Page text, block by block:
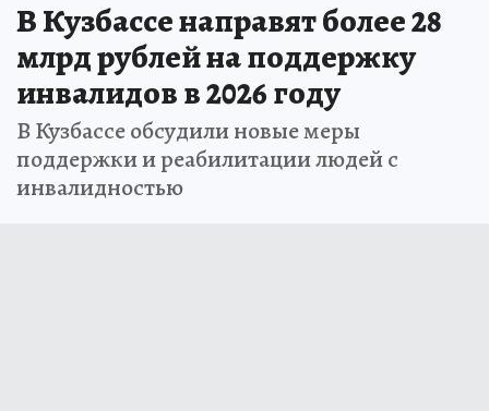
В Кузбассе направят более 28
млрд рублей на поддержку
инвалидов в 2026 году
В Кузбассе обсудили новые меры
поддержки и реабилитации людей с
инвалидностью